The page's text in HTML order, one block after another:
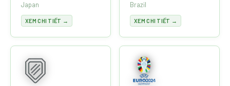
Japan
XEM CHI TIẾT →
Brazil
XEM CHI TIẾT →